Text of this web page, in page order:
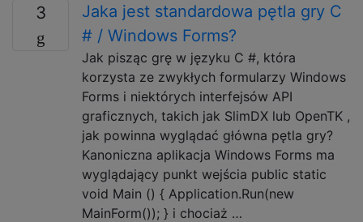
3
Jaka jest standardowa pętla gry C
# / Windows Forms?
Jak pisząc grę w języku C #, która
korzysta ze zwykłych formularzy Windows
Forms i niektórych interfejsów API
graficznych, takich jak SlimDX lub OpenTK ,
jak powinna wyglądać główna pętla gry?
Kanoniczna aplikacja Windows Forms ma
wyglądający punkt wejścia public static
void Main () { Application.Run(new
MainForm()); } i chociaż …